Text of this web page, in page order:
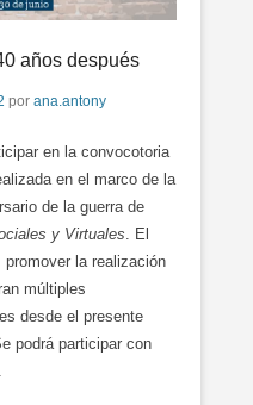
años después
por ana.antony
en la convocotoria
en el marco de la
de la guerra de
y Virtuales . El
la realización
múltiples
desde el presente
podrá participar con